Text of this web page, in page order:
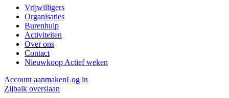
Vrijwilligers
Organisaties
Burenhulp
Activiteiten
Over ons
Contact
Nieuwkoop Actief weken
Account aanmakenLog in
Zijbalk overslaan